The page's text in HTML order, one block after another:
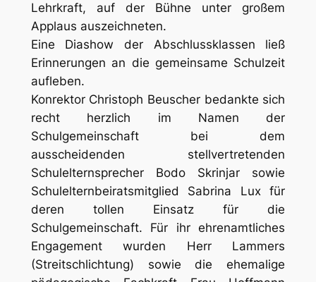
Lehrkraft, auf der Bühne unter großem
Applaus auszeichneten.
Eine Diashow der Abschlussklassen ließ
Erinnerungen an die gemeinsame Schulzeit
aufleben.
Konrektor Christoph Beuscher bedankte sich
recht herzlich im Namen der
Schulgemeinschaft bei dem
ausscheidenden stellvertretenden
Schulelternsprecher Bodo Skrinjar sowie
Schulelternbeiratsmitglied Sabrina Lux für
deren tollen Einsatz für die
Schulgemeinschaft. Für ihr ehrenamtliches
Engagement wurden Herr Lammers
(Streitschlichtung) sowie die ehemalige